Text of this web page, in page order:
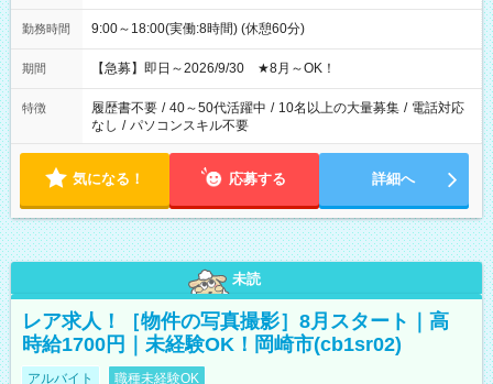
勤務時間 9:00～18:00(実働:8時間) (休憩60分)
期間 【急募】即日～2026/9/30 ★8月～OK！
特徴 履歴書不要 / 40～50代活躍中 / 10名以上の大量募集 / 電話対応
なし / パソコンスキル不要
気になる！ 応募する 詳細へ
未読
レア求人！［物件の写真撮影］8月スタート｜高
時給1700円｜未経験OK！岡崎市(cb1sr02)
アルバイト 職種未経験OK